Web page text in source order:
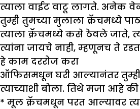
त्याला वाईट वाटू लागते. अनेक
तुम्ही तुमच्या मुलाला क्रॅचमध्ये
त्याला क्रॅचमध्ये कसे ठेवले जाते,
त्यांना जायचे नाही, म्हणूनच ते
हे काम दररोज करा
ऑफिसमधून घरी आल्यानंतर
त्याच्याशी बोला. तिथे मजा आहे
* मूल क्रॅचमधून परत आल्यावर